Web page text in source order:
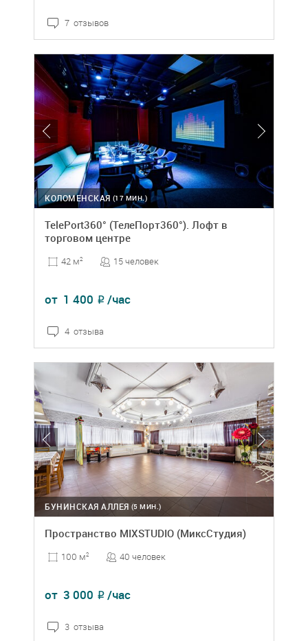
7 отзывов
(17 МИН.)
КОЛОМЕНСКАЯ
TelePort360° (ТелеПорт360°). Лофт в
торговом центре
42 м2 15 человек
от 1 400 ₽ /час
4 отзыва
(5 МИН.)
БУНИНСКАЯ АЛЛЕЯ
Пространство MIXSTUDIO (МиксСтудия)
100 м2 40 человек
от 3 000 ₽ /час
3 отзыва